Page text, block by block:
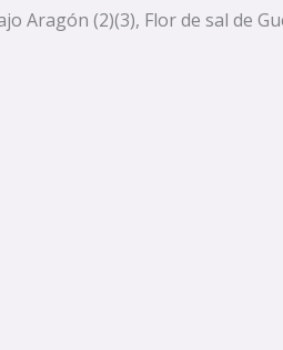
Aragón (2)(3), Flor de sal de